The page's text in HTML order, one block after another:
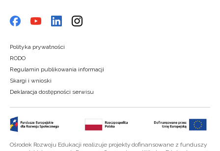
Polityka prywatności
RODO
Regulamin publikowania informacji
Skargi i wnioski
Deklaracja dostępności serwisu
Ośrodek Rozwoju Edukacji realizuje projekty dofinansowane z funduszy